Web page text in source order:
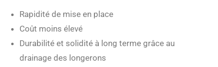
Rapidité de mise en place
Coût moins élevé
Durabilité et solidité à long terme grâce au
drainage des longerons